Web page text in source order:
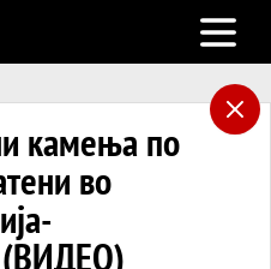
Open
камења по
во
(ВИДЕО)